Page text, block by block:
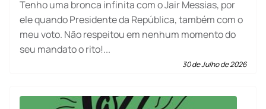
Tenho uma bronca infinita com o Jair Messias, por
ele quando Presidente da República, também com o
meu voto. Não respeitou em nenhum momento do
seu mandato o rito!...
30 de Julho de 2026